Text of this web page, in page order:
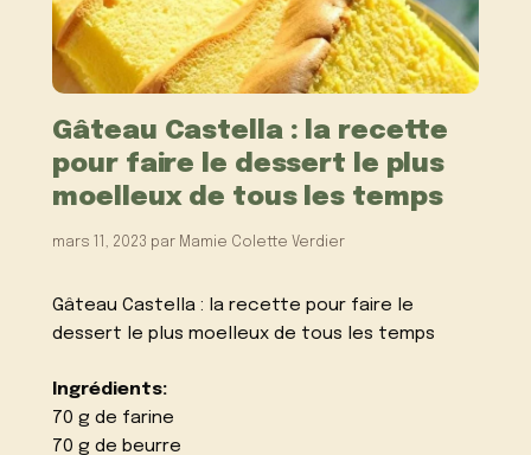
Gâteau Castella : la recette
pour faire le dessert le plus
moelleux de tous les temps
mars 11, 2023 par Mamie Colette Verdier
Gâteau Castella : la recette pour faire le
dessert le plus moelleux de tous les temps
Ingrédients:
70 g de farine
70 g de beurre